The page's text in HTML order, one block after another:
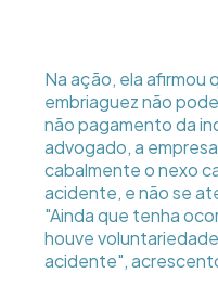
Na ação, ela afirmou
embriaguez não
não pagamento da
advogado, a
cabalmente o nexo
acidente, e não se
"Ainda que tenha
houve
acidente",